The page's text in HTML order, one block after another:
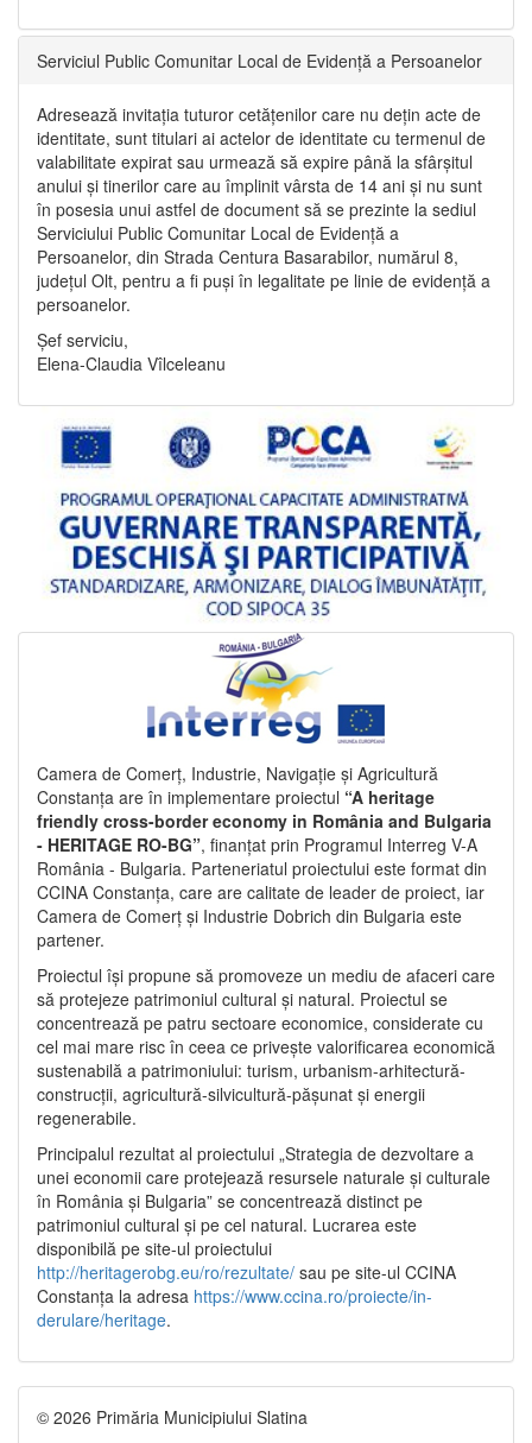
Serviciul Public Comunitar Local de Evidență a Persoanelor
Adresează invitația tuturor cetățenilor care nu dețin acte de
identitate, sunt titulari ai actelor de identitate cu termenul de
valabilitate expirat sau urmează să expire până la sfârșitul
anului și tinerilor care au împlinit vârsta de 14 ani și nu sunt
în posesia unui astfel de document să se prezinte la sediul
Serviciului Public Comunitar Local de Evidență a
Persoanelor, din Strada Centura Basarabilor, numărul 8,
județul Olt, pentru a fi puși în legalitate pe linie de evidență a
persoanelor.
Șef serviciu,
Elena-Claudia Vîlceleanu
Camera de Comerț, Industrie, Navigație și Agricultură
Constanța are în implementare proiectul “A heritage
friendly cross-border economy in România and Bulgaria
- HERITAGE RO-BG”, finanțat prin Programul Interreg V-A
România - Bulgaria. Parteneriatul proiectului este format din
CCINA Constanța, care are calitate de leader de proiect, iar
Camera de Comerț și Industrie Dobrich din Bulgaria este
partener.
Proiectul își propune să promoveze un mediu de afaceri care
să protejeze patrimoniul cultural și natural. Proiectul se
concentrează pe patru sectoare economice, considerate cu
cel mai mare risc în ceea ce privește valorificarea economică
sustenabilă a patrimoniului: turism, urbanism-arhitectură-
construcții, agricultură-silvicultură-pășunat și energii
regenerabile.
Principalul rezultat al proiectului „Strategia de dezvoltare a
unei economii care protejează resursele naturale și culturale
în România și Bulgaria” se concentrează distinct pe
patrimoniul cultural și pe cel natural. Lucrarea este
disponibilă pe site-ul proiectului
http://heritagerobg.eu/ro/rezultate/ sau pe site-ul CCINA
Constanța la adresa https://www.ccina.ro/proiecte/in-
derulare/heritage.
© 2026 Primăria Municipiului Slatina